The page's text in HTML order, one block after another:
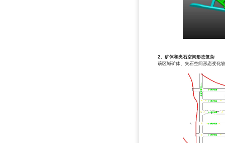
2、矿体和夹石空间形态复杂
该区域矿体、夹石空间形态变化较